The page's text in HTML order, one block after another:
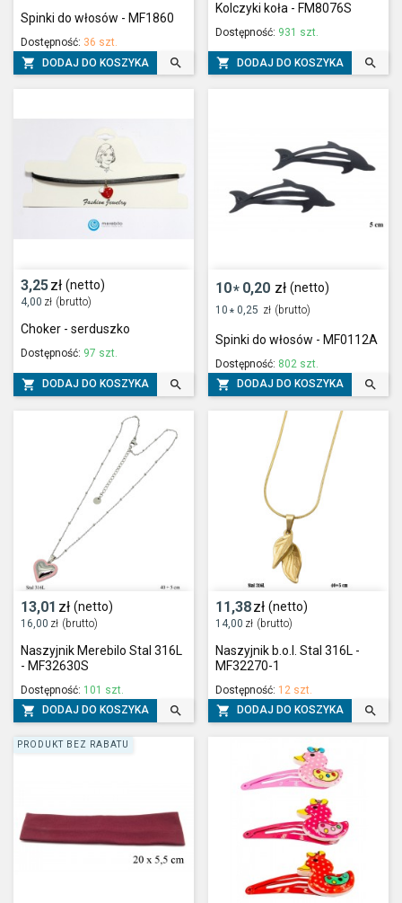
Spinki do włosów - MF1860
Dostępność: 36 szt.
 DODAJ DO KOSZYKA 
Kolczyki koła - FM8076S
Dostępność: 931 szt.
 DODAJ DO KOSZYKA 
3,25zł (netto)
4,00 zł (brutto)
Choker - serduszko
Dostępność: 97 szt.
 DODAJ DO KOSZYKA 
10* 0,20 zł (netto)
10 * 0,25 zł (brutto)
Spinki do włosów - MF0112A
Dostępność: 802 szt.
 DODAJ DO KOSZYKA 
13,01 zł (netto)
16,00 zł (brutto)
Naszyjnik Merebilo Stal 316L
- MF32630S
Dostępność: 101 szt.
 DODAJ DO KOSZYKA 
11,38zł (netto)
14,00 zł (brutto)
Naszyjnik b.o.l. Stal 316L -
MF32270-1
Dostępność: 12 szt.
 DODAJ DO KOSZYKA 
PRODUKT BEZ RABATU